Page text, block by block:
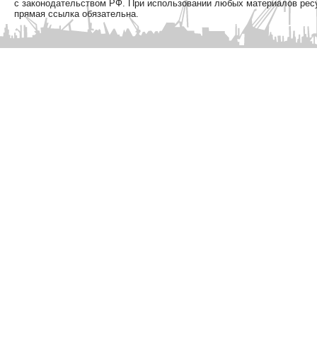
с законодательством РФ. При использовании любых материалов
прямая ссылка обязательна.